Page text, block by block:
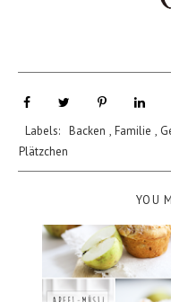
Labels: Backen , Familie ,
Plätzchen
YOU